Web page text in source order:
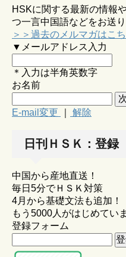
HSKに関する最新の情報
つ一言中国語などをお送り
＞＞過去のメルマガはこち
▼メールアドレス入力
＊入力は半角英数字
お名前
E-mail変更 解除
日刊ＨＳＫ：登録
中国から産地直送！
毎日5分でＨＳＫ対策
4月から基礎文法も追加！
もう5000人がはじめてい
登録フォーム